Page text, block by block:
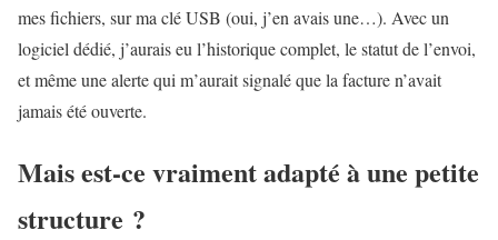
mes fichiers, sur ma clé USB (oui, j’en avais une…). Avec un
logiciel dédié, j’aurais eu l’historique complet, le statut de l’envoi,
et même une alerte qui m’aurait signalé que la facture n’avait
jamais été ouverte.
Mais est-ce vraiment adapté à une petite
structure ?